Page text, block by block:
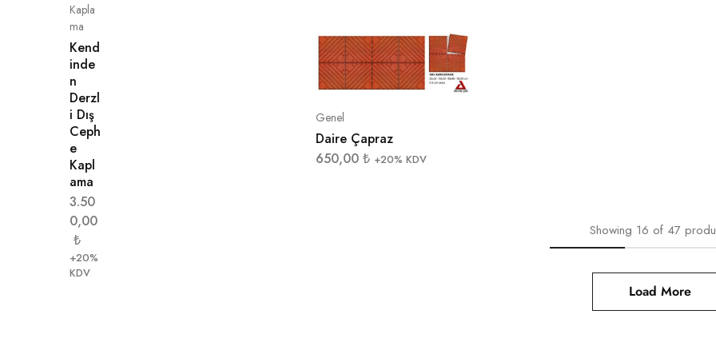
Genel
Daire Çapraz
650,00 ₺ +20% KDV
Showing 16 of 47
Load More
Kapla
ma
Kend
inde
n
Derzl
i Dış
Ceph
e
Kapl
ama
3.50
0,00
₺
+20%
KDV